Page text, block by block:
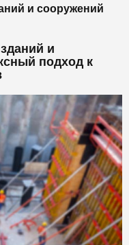
и сооружений
и
подход к